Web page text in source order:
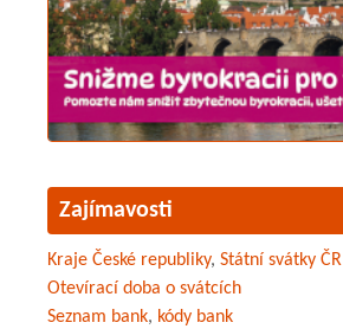
Zajímavosti
Kraje České republiky, Státní svátky ČR
Otevírací doba o svátcích
Seznam bank, kódy bank